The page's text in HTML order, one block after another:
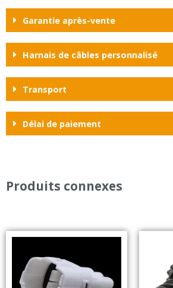
Garantie après-vente
Harnais de câbles personnalisé
Transport
Délai de paiement
Produits connexes